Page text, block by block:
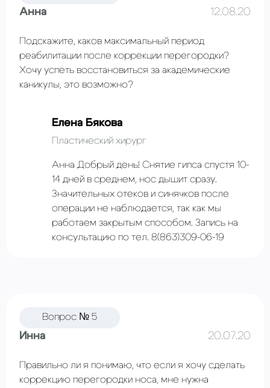
Анна 12.08.20
Подскажите, каков максимальный период
реабилитации после коррекции перегородки?
Хочу успеть восстановиться за академические
каникулы, это возможно?
Елена Бякова
Пластический хирург
Анна Добрый день! Снятие гипса спустя 10-
14 дней в среднем, нос дышит сразу.
Значительных отеков и синячков после
операции не наблюдается, так как мы
работаем закрытым способом. Запись на
консультацию по тел. 8(863)309-06-19
Вопрос № 5
Инна 20.07.20
Правильно ли я понимаю, что если я хочу сделать
коррекцию перегородки носа, мне нужна